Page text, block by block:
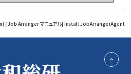
[Job Arranger マニュアル] Install JobArrangerAgent